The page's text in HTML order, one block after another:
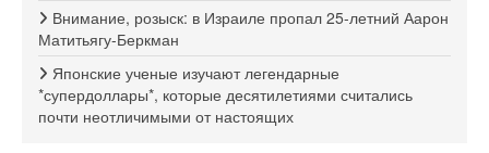
Внимание, розыск: в Израиле пропал 25-летний Аарон
Матитьягу-Беркман
Японские ученые изучают легендарные
*супердоллары*, которые десятилетиями считались
почти неотличимыми от настоящих